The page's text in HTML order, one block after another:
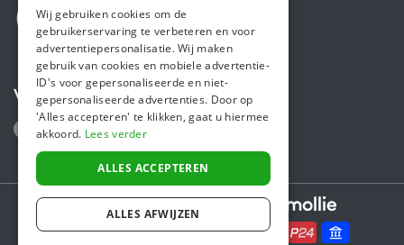
Volg ons
Secure payments powered by
ENGLISH
Wij gebruiken cookies om de
gebruikerservaring te verbeteren en voor
advertentiepersonalisatie. Wij maken
gebruik van cookies en mobiele advertentie-
ID's voor gepersonaliseerde en niet-
gepersonaliseerde advertenties. Door op
'Alles accepteren' te klikken, gaat u hiermee
akkoord. Lees verder
ALLES ACCEPTEREN
ALLES AFWIJZEN